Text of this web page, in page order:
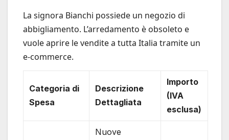
La signora Bianchi possiede un negozio di
abbigliamento. L’arredamento è obsoleto e
vuole aprire le vendite a tutta Italia tramite un
e-commerce.
Categoria di
Spesa
Descrizione
Dettagliata
Importo
(IVA
esclusa)
Nuove